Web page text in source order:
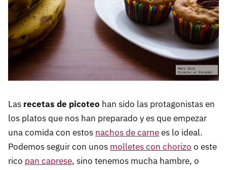
Las recetas de picoteo han sido las protagonistas en
los platos que nos han preparado y es que empezar
una comida con estos nachos de carnees lo ideal.
Podemos seguir con unos molletes con chorizo o este
rico pan caprese, sino tenemos mucha hambre, o